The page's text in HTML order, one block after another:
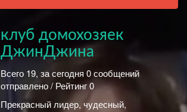
клуб домохозяек
ДжинДжина
Всего 19, за сегодня 0 сообщений
отправлено / Рейтинг 0
Прекрасный лидер, чудесный,